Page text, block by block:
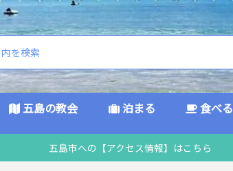
五島の教会 泊まる 食べる
五島市への【アクセス情報】はこちら